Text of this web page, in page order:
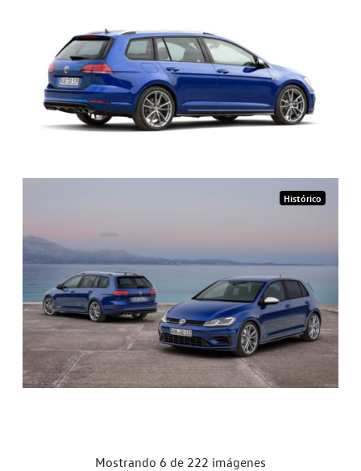
Histórico
Mostrando 6 de 222 imágenes